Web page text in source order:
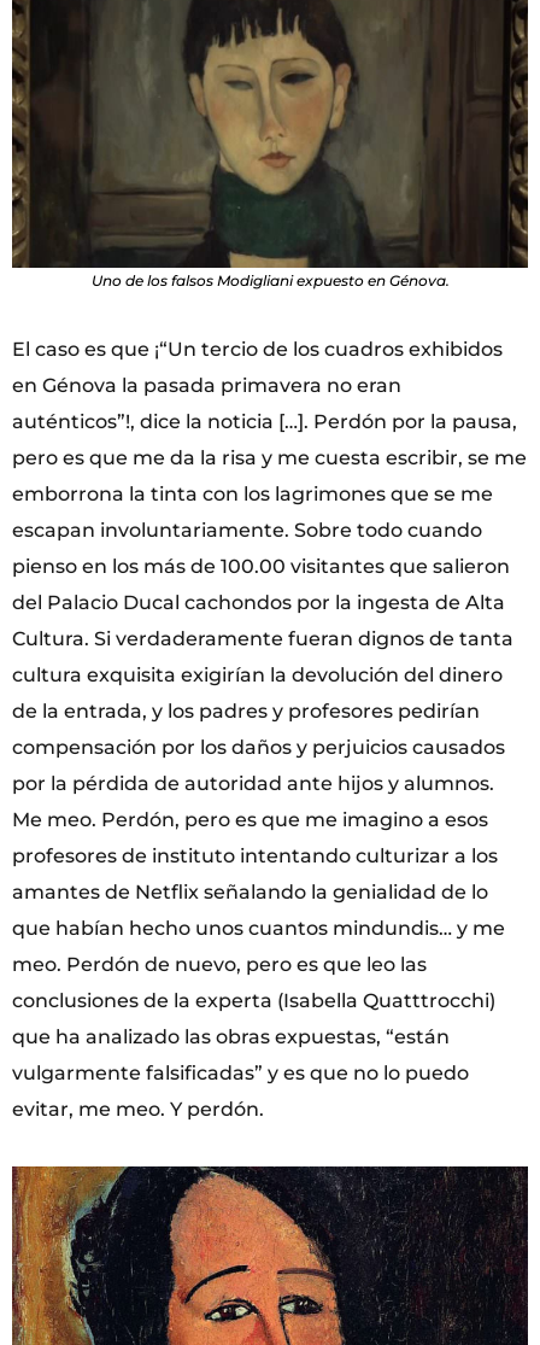
Uno de los falsos Modigliani expuesto en Génova.
El caso es que ¡“Un tercio de los cuadros exhibidos
en Génova la pasada primavera no eran
auténticos”!, dice la noticia […]. Perdón por la pausa,
pero es que me da la risa y me cuesta escribir, se me
emborrona la tinta con los lagrimones que se me
escapan involuntariamente. Sobre todo cuando
pienso en los más de 100.00 visitantes que salieron
del Palacio Ducal cachondos por la ingesta de Alta
Cultura. Si verdaderamente fueran dignos de tanta
cultura exquisita exigirían la devolución del dinero
de la entrada, y los padres y profesores pedirían
compensación por los daños y perjuicios causados
por la pérdida de autoridad ante hijos y alumnos.
Me meo. Perdón, pero es que me imagino a esos
profesores de instituto intentando culturizar a los
amantes de Netflix señalando la genialidad de lo
que habían hecho unos cuantos mindundis… y me
meo. Perdón de nuevo, pero es que leo las
conclusiones de la experta (Isabella Quatttrocchi)
que ha analizado las obras expuestas, “están
vulgarmente falsificadas” y es que no lo puedo
evitar, me meo. Y perdón.